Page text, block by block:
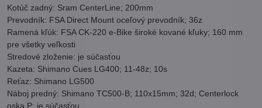
Kotúč zadný: Sram CenterLine; 200mm
Prevodník: FSA Direct Mount oceľový prevodník; 36z
Ramená kľúk: FSA CK-220 e-Bike široké kované kľuky; 160 mm
pre všetky veľkosti
Stredové zloženie: je súčasťou
Kazeta: Shimano Cues LG400; 11-48z; 10s
Reťaz: Shimano LG500
Náboj predný: Shimano TC500-B; 110x15mm; 32d; Centerlock
oska P: je súčasťou